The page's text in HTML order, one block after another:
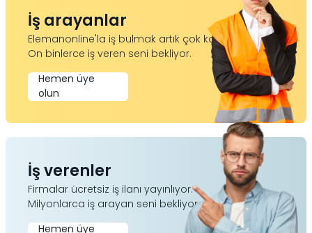
İş arayanlar
Elemanonline'la iş bulmak artık çok kolay.
On binlerce iş veren seni bekliyor.
Hemen üye
olun
İş verenler
Firmalar ücretsiz iş ilanı yayınlıyor.
Milyonlarca iş arayan seni bekliyor.
Hemen üye